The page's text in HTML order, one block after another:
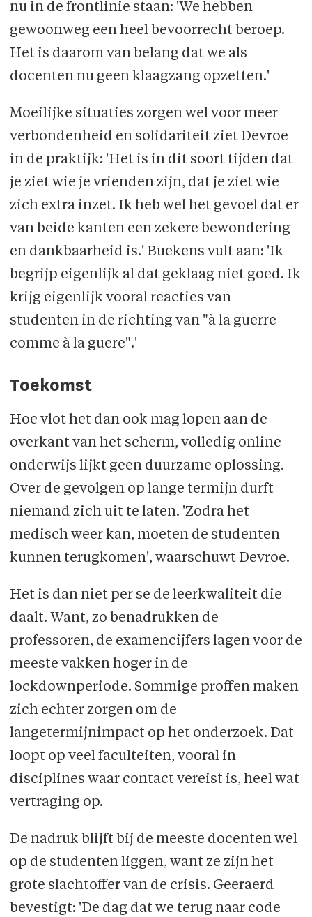
nu in de frontlinie staan: 'We hebben
gewoonweg een heel bevoorrecht beroep.
Het is daarom van belang dat we als
docenten nu geen klaagzang opzetten.'
Moeilijke situaties zorgen wel voor meer
verbondenheid en solidariteit ziet Devroe
in de praktijk: 'Het is in dit soort tijden dat
je ziet wie je vrienden zijn, dat je ziet wie
zich extra inzet. Ik heb wel het gevoel dat er
van beide kanten een zekere bewondering
en dankbaarheid is.' Buekens vult aan: 'Ik
begrijp eigenlijk al dat geklaag niet goed. Ik
krijg eigenlijk vooral reacties van
studenten in de richting van "à la guerre
comme à la guere".'
Toekomst
Hoe vlot het dan ook mag lopen aan de
overkant van het scherm, volledig online
onderwijs lijkt geen duurzame oplossing.
Over de gevolgen op lange termijn durft
niemand zich uit te laten. 'Zodra het
medisch weer kan, moeten de studenten
kunnen terugkomen', waarschuwt Devroe.
Het is dan niet per se de leerkwaliteit die
daalt. Want, zo benadrukken de
professoren, de examencijfers lagen voor de
meeste vakken hoger in de
lockdownperiode. Sommige proffen maken
zich echter zorgen om de
langetermijnimpact op het onderzoek. Dat
loopt op veel faculteiten, vooral in
disciplines waar contact vereist is, heel wat
vertraging op.
De nadruk blijft bij de meeste docenten wel
op de studenten liggen, want ze zijn het
grote slachtoffer van de crisis. Geeraerd
bevestigt: 'De dag dat we terug naar code